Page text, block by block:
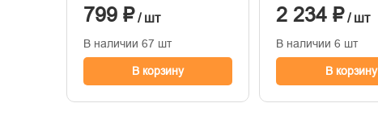
799 ₽ / шт
В наличии 67 шт
В корзину
1,06м*10м
2 234 ₽ / шт
В наличии 6 шт
В корзину